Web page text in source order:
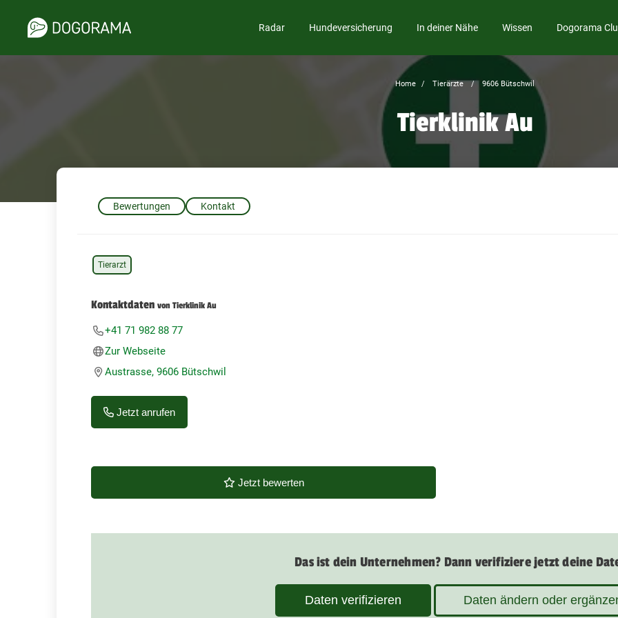
Radar Hundeversicherung In deiner Nähe Wissen Dogorama
Home Tierärzte 9606 Bütschwil
Tierklinik Au
Bewertungen Kontakt
Tierarzt
Kontaktdaten von Tierklinik Au
+41 71 982 88 77
Zur Webseite
Austrasse, 9606 Bütschwil
Jetzt anrufen
Jetzt bewerten
Das ist dein Unternehmen? Dann verifiziere jetzt deine
Daten verifizieren Daten ändern oder